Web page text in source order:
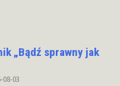
„Bądź sprawny jak
03